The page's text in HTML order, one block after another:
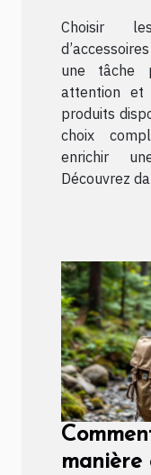
Choisir
une tâche
attention et
produits
choix
enrichir
Découvrez
manière